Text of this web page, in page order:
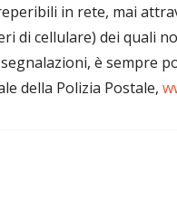
in rete, mai
di cellulare) dei quali
è sempre
della Polizia Postale,